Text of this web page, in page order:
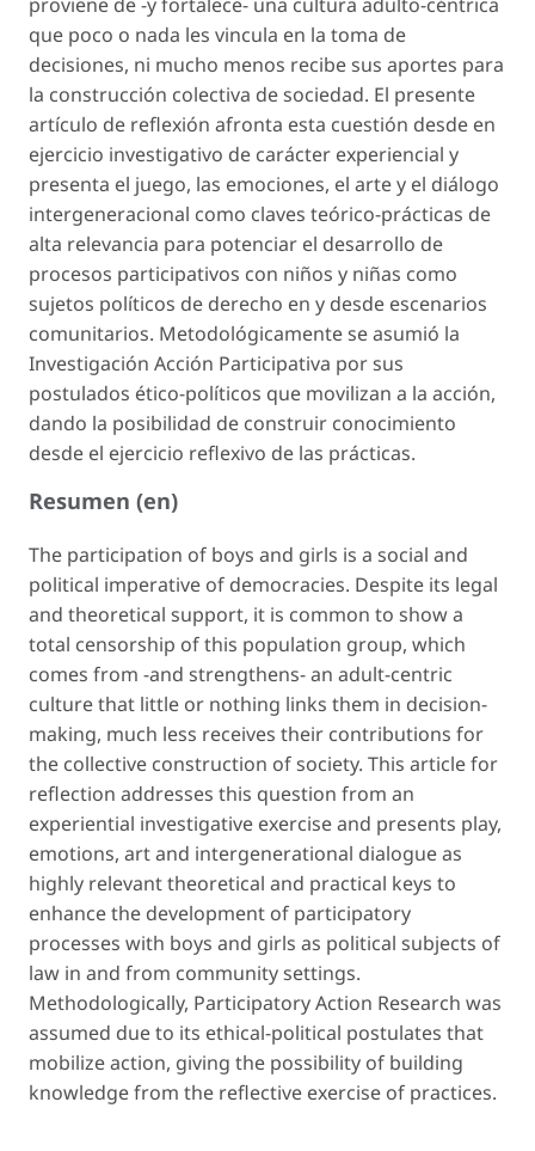
proviene de -y fortalece- una cultura adulto-céntrica
que poco o nada les vincula en la toma de
decisiones, ni mucho menos recibe sus aportes para
la construcción colectiva de sociedad. El presente
artículo de reflexión afronta esta cuestión desde en
ejercicio investigativo de carácter experiencial y
presenta el juego, las emociones, el arte y el diálogo
intergeneracional como claves teórico-prácticas de
alta relevancia para potenciar el desarrollo de
procesos participativos con niños y niñas como
sujetos políticos de derecho en y desde escenarios
comunitarios. Metodológicamente se asumió la
Investigación Acción Participativa por sus
postulados ético-políticos que movilizan a la acción,
dando la posibilidad de construir conocimiento
desde el ejercicio reflexivo de las prácticas.
Resumen (en)
The participation of boys and girls is a social and
political imperative of democracies. Despite its legal
and theoretical support, it is common to show a
total censorship of this population group, which
comes from -and strengthens- an adult-centric
culture that little or nothing links them in decision-
making, much less receives their contributions for
the collective construction of society. This article for
reflection addresses this question from an
experiential investigative exercise and presents play,
emotions, art and intergenerational dialogue as
highly relevant theoretical and practical keys to
enhance the development of participatory
processes with boys and girls as political subjects of
law in and from community settings.
Methodologically, Participatory Action Research was
assumed due to its ethical-political postulates that
mobilize action, giving the possibility of building
knowledge from the reflective exercise of practices.